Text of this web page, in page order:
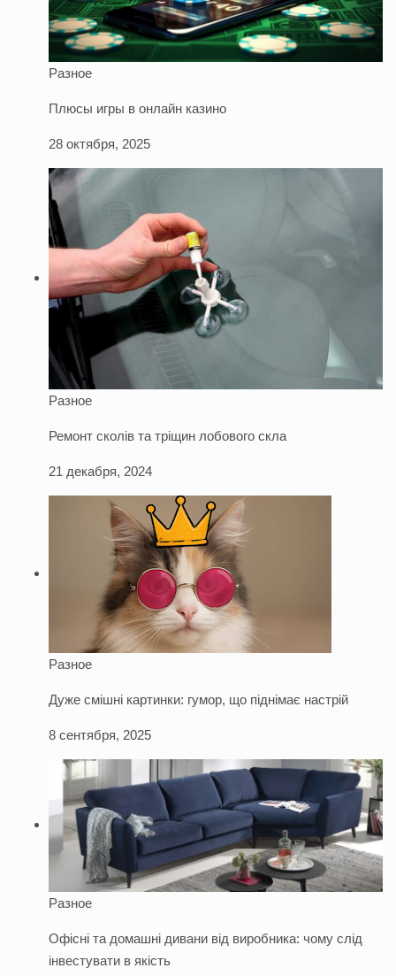
Разное
Плюсы игры в онлайн казино
28 октября, 2025
Разное
Ремонт сколів та тріщин лобового скла
21 декабря, 2024
Разное
Дуже смішні картинки: гумор, що піднімає настрій
8 сентября, 2025
Разное
Офісні та домашні дивани від виробника: чому слід
інвестувати в якість